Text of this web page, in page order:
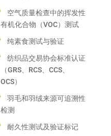
空气质量检查中的挥发性
有机化合物（VOC）测试
纯素食测试与验证
纺织品交易协会标准认证
（GRS、RCS、CCS、
OCS）
羽毛和羽绒来源可追溯性
检测
耐久性测试及验证标记